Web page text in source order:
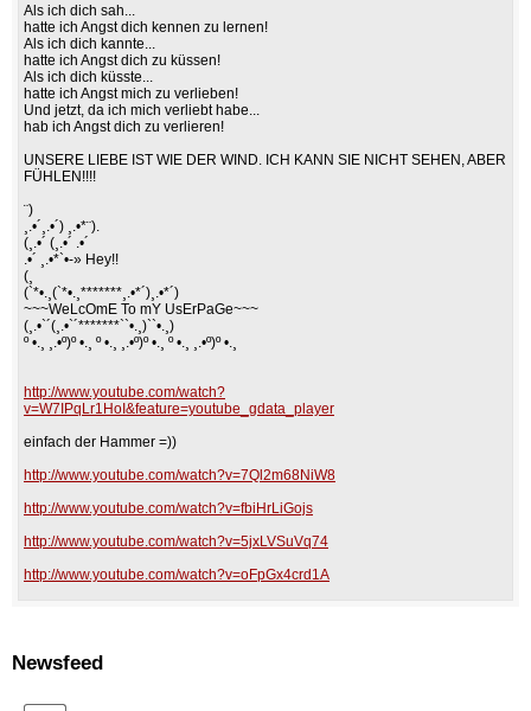
Als ich dich sah...
hatte ich Angst dich kennen zu lernen!
Als ich dich kannte...
hatte ich Angst dich zu küssen!
Als ich dich küsste...
hatte ich Angst mich zu verlieben!
Und jetzt, da ich mich verliebt habe...
hab ich Angst dich zu verlieren!
UNSERE LIEBE IST WIE DER WIND. ICH KANN SIE NICHT SEHEN, ABER
FÜHLEN!!!!
¨)
¸.•´¸.•´) ¸.•*¨).
(¸.•´ (¸.•´ .•´
.•´ ¸.•*`•-» Hey!!
(¸
(`*•.¸(`*•.¸*******¸.•*´)¸.•*´)
~~~WeLcOmE To mY UsErPaGe~~~
(¸.•`´(¸.•`´*******``•.¸)``•.¸)
º •.¸ ¸.•º)º •.¸ º •.¸ ¸.•º)º •.¸ º •.¸ ¸.•º)º •.¸
http://www.youtube.com/watch?
v=W7IPqLr1HoI&feature=youtube_gdata_player
einfach der Hammer =))
http://www.youtube.com/watch?v=7Ql2m68NiW8
http://www.youtube.com/watch?v=fbiHrLiGojs
http://www.youtube.com/watch?v=5jxLVSuVq74
http://www.youtube.com/watch?v=oFpGx4crd1A
Newsfeed